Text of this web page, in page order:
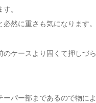
。
然に重さも気になります。
のケースより固くて押しづ
ーパー部まであるので物に